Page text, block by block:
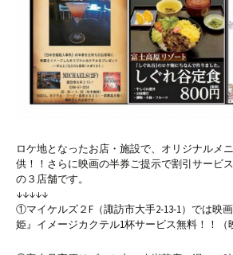
ロケ地となったお店・施設で、オリジナルメ
供！！さらに映画の半券ご提示で割引サービ
の３店舗です。
↓↓↓↓↓
①マイケルズ２F（諏訪市大手2-13-1）では映
姫』イメージカクテル1杯サービス無料！！（